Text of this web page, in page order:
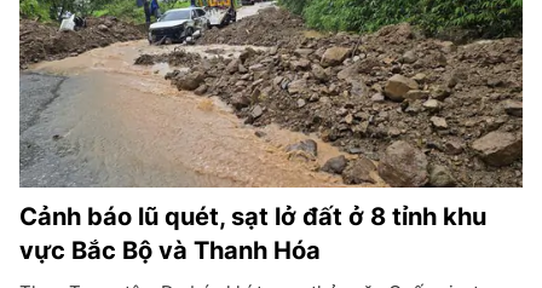
Cảnh báo lũ quét, sạt lở đất ở 8 tỉnh khu
vực Bắc Bộ và Thanh Hóa